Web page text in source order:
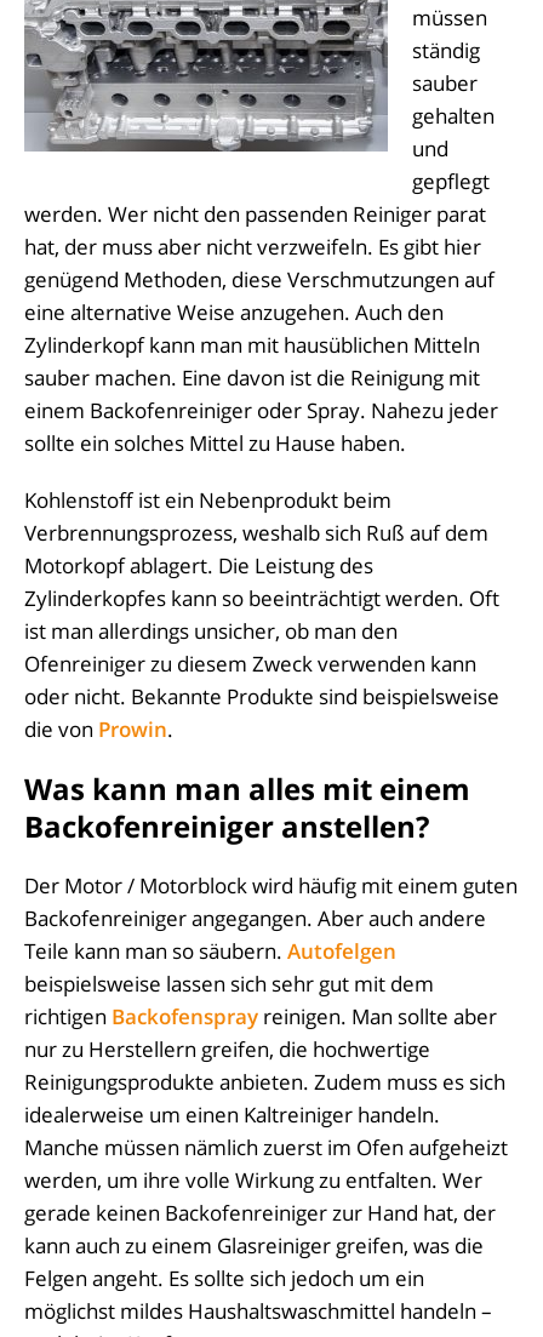
müssen
ständig
sauber
gehalten
und
gepflegt
werden. Wer nicht den passenden Reiniger parat
hat, der muss aber nicht verzweifeln. Es gibt hier
genügend Methoden, diese Verschmutzungen auf
eine alternative Weise anzugehen. Auch den
Zylinderkopf kann man mit hausüblichen Mitteln
sauber machen. Eine davon ist die Reinigung mit
einem Backofenreiniger oder Spray. Nahezu jeder
sollte ein solches Mittel zu Hause haben.
Kohlenstoff ist ein Nebenprodukt beim
Verbrennungsprozess, weshalb sich Ruß auf dem
Motorkopf ablagert. Die Leistung des
Zylinderkopfes kann so beeinträchtigt werden. Oft
ist man allerdings unsicher, ob man den
Ofenreiniger zu diesem Zweck verwenden kann
oder nicht. Bekannte Produkte sind beispielsweise
die von Prowin.
Was kann man alles mit einem
Backofenreiniger anstellen?
Der Motor / Motorblock wird häufig mit einem guten
Backofenreiniger angegangen. Aber auch andere
Teile kann man so säubern. Autofelgen
beispielsweise lassen sich sehr gut mit dem
richtigen Backofenspray reinigen. Man sollte aber
nur zu Herstellern greifen, die hochwertige
Reinigungsprodukte anbieten. Zudem muss es sich
idealerweise um einen Kaltreiniger handeln.
Manche müssen nämlich zuerst im Ofen aufgeheizt
werden, um ihre volle Wirkung zu entfalten. Wer
gerade keinen Backofenreiniger zur Hand hat, der
kann auch zu einem Glasreiniger greifen, was die
Felgen angeht. Es sollte sich jedoch um ein
möglichst mildes Haushaltswaschmittel handeln –